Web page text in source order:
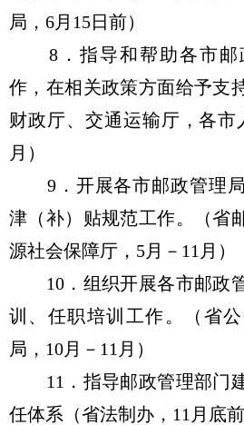
局，6月15日前）
8．指导和帮助各市邮
作，在相关政策方面给予支
财政厅、交通运输厅，各市
月）
9．开展各市邮政管理局
津（补）贴规范工作。（省
源社会保障厅，5月－11月）
10．组织开展各市邮政
训、任职培训工作。（省
局，10月－11月）
11．指导邮政管理部门
任体系（省法制办，11月底前